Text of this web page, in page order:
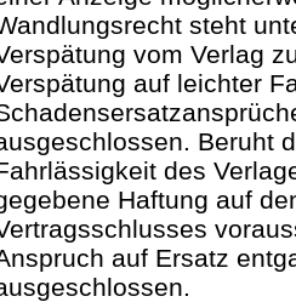
steht
vom Verlag
auf leichter
Beruht
des
Haftung auf
auf Ersatz